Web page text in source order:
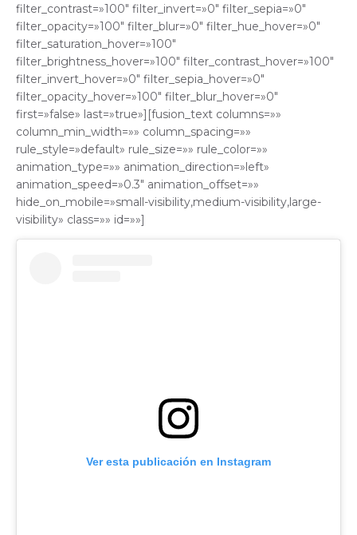
filter_contrast=»100″ filter_invert=»0″ filter_sepia=»0″
filter_opacity=»100″ filter_blur=»0″ filter_hue_hover=»0″
filter_saturation_hover=»100″
filter_brightness_hover=»100″ filter_contrast_hover=»100″
filter_invert_hover=»0″ filter_sepia_hover=»0″
filter_opacity_hover=»100″ filter_blur_hover=»0″
first=»false» last=»true»][fusion_text columns=»»
column_min_width=»» column_spacing=»»
rule_style=»default» rule_size=»» rule_color=»»
animation_type=»» animation_direction=»left»
animation_speed=»0.3″ animation_offset=»»
hide_on_mobile=»small-visibility,medium-visibility,large-
visibility» class=»» id=»»]
Ver esta publicación en Instagram